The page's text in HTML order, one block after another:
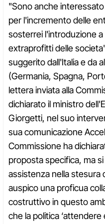
"Sono anche
per l'incremento delle
sosterrei l'introduzione a
extraprofitti delle
suggerito dall'Italia e da
(Germania, Spagna,
lettera inviata alla
dichiarato il ministro
Giorgetti, nel suo
sua comunicazione
Commissione ha
proposta specifica, ma
assistenza nella stesura
auspico una proficua
costruttivo in questo
che la politica